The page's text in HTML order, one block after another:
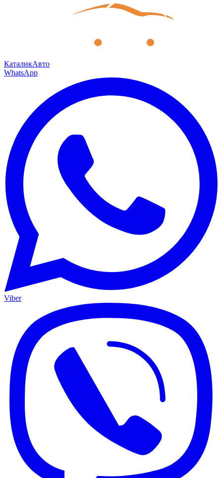
КаталикАвто
WhatsApp
Viber